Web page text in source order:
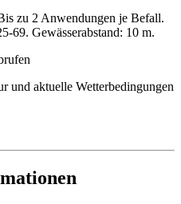
zu 2 Anwendungen je Befall.
69. Gewässerabstand: 10 m.
aktuelle Wetterbedingungen